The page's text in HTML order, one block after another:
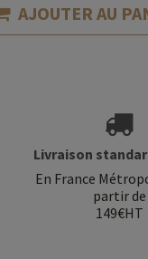
AJOUTER AU
Livraison
En France
partir de
149€HT